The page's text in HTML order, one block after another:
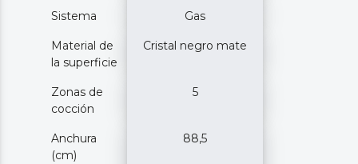
Sistema Gas
Material de
la superficie
Cristal negro mate
Zonas de
cocción
5
Anchura
(cm)
88,5